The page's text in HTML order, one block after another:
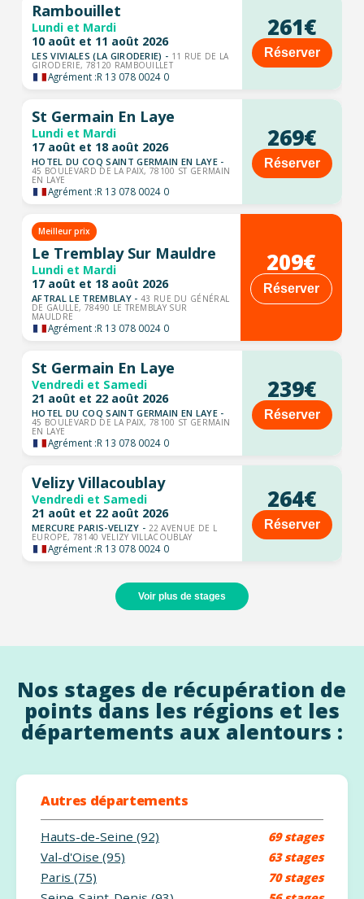
Rambouillet
Lundi et Mardi
10 août et 11 août 2026
LES VIVIALES (LA GIRODERIE) - 11 RUE DE LA
GIRODERIE, 78120 RAMBOUILLET
Agrément :R 13 078 0024 0
261€
Réserver
St Germain En Laye
Lundi et Mardi
17 août et 18 août 2026
HOTEL DU COQ SAINT GERMAIN EN LAYE -
45 BOULEVARD DE LA PAIX, 78100 ST GERMAIN
EN LAYE
Agrément :R 13 078 0024 0
269€
Réserver
Meilleur prix
Le Tremblay Sur Mauldre
Lundi et Mardi
17 août et 18 août 2026
AFTRAL LE TREMBLAY - 43 RUE DU GÉNÉRAL
DE GAULLE, 78490 LE TREMBLAY SUR
MAULDRE
Agrément :R 13 078 0024 0
209€
Réserver
St Germain En Laye
Vendredi et Samedi
21 août et 22 août 2026
HOTEL DU COQ SAINT GERMAIN EN LAYE -
45 BOULEVARD DE LA PAIX, 78100 ST GERMAIN
EN LAYE
Agrément :R 13 078 0024 0
239€
Réserver
Velizy Villacoublay
Vendredi et Samedi
21 août et 22 août 2026
MERCURE PARIS-VELIZY - 22 AVENUE DE L
EUROPE, 78140 VELIZY VILLACOUBLAY
Agrément :R 13 078 0024 0
264€
Réserver
Voir plus de stages
Nos stages de récupération de
points dans les régions et les
départements aux alentours :
Autres départements
Hauts-de-Seine (92) 69 stages
Val-d'Oise (95) 63 stages
Paris (75) 70 stages